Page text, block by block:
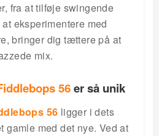
fra at tilføje swingende
eksperimentere med
bringer dig tættere på at
mix.
56er så unik
56 ligger i dets
gamle med det nye. Ved at